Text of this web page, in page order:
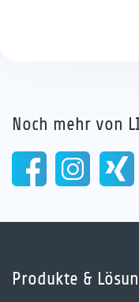
Noch mehr von
Produkte &